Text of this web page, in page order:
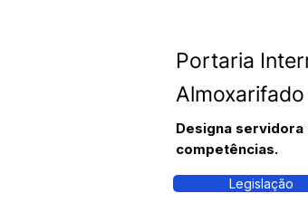
Portaria
Designa
competências.
Legislação